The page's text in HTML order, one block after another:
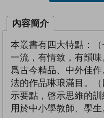
內容簡介
本叢書有四大特點：
一流，有情致，有韻
爲古今精品、中外佳
法的作品琳琅滿目。
示要點，啓示思維的
用於中小學教師、學生